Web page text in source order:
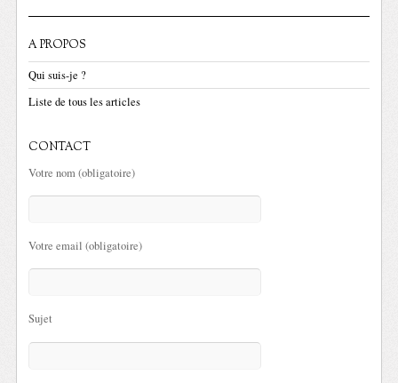
A PROPOS
Qui suis-je ?
Liste de tous les articles
CONTACT
Votre nom (obligatoire)
Votre email (obligatoire)
Sujet